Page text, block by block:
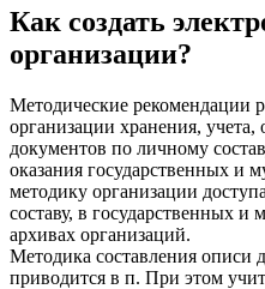
Как создать
организации?
Методические рекомендации
организации хранения, учета,
документов по личному
оказания государственных и
методику организации
составу, в государственных
архивах организаций.
Методика составления описи
приводится в п. При этом